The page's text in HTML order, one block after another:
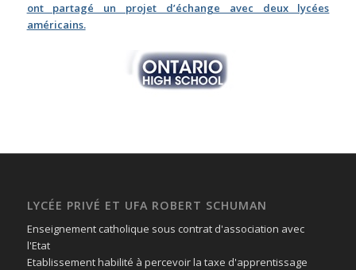
ont partagé un projet d’échange avec deux lycées
américains.
LYCÉE PRIVÉ ET UFA ROBERT SCHUMAN
Enseignement catholique sous contrat d'association avec
l'Etat
Etablissement habilité à percevoir la taxe d'apprentissage